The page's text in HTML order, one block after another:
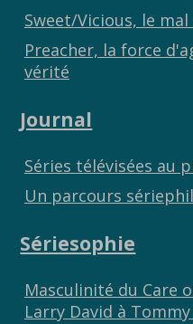
Sweet/Vicious, le
Preacher, la force
vérité
Journal
Séries télévisées au
Un parcours
Sériesophie
Masculinité du Care
Larry David à